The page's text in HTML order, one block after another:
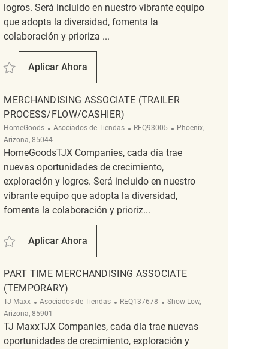
logros. Será incluido en nuestro vibrante equipo
que adopta la diversidad, fomenta la
colaboración y prioriza ...
Salvar merchandising associste REQ103359
Aplicar Ahora
Merchandising Associste
MERCHANDISING ASSOCIATE (TRAILER
PROCESS/FLOW/CASHIER)
HomeGoods Categoría
Asociados de Tiendas ReqId
REQ93005 Ubicación
Phoenix,
Arizona, 85044
HomeGoodsTJX Companies, cada día trae
nuevas oportunidades de crecimiento,
exploración y logros. Será incluido en nuestro
vibrante equipo que adopta la diversidad,
fomenta la colaboración y prioriz...
Salvar Merchandising Associate (Trailer Process/Flow/Cashier) REQ93005
Aplicar Ahora
Merchandising Associate (Trailer Process/
PART TIME MERCHANDISING ASSOCIATE
(TEMPORARY)
TJ Maxx Categoría
Asociados de Tiendas ReqId
REQ137678 Ubicación
Show Low,
Arizona, 85901
TJ MaxxTJX Companies, cada día trae nuevas
oportunidades de crecimiento, exploración y